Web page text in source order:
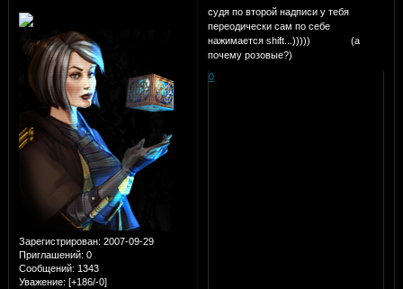
Зарегистрирован: 2007-09-29
Приглашений: 0
Сообщений: 1343
Уважение: [+186/-0]
судя по второй надписи у тебя
переодически сам по себе
нажимается shift...))))) (а
почему розовые?)
0